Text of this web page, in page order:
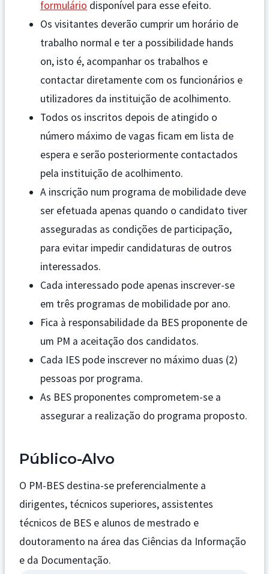
formulário disponível para esse efeito.
Os visitantes deverão cumprir um horário de
trabalho normal e ter a possibilidade hands
on, isto é, acompanhar os trabalhos e
contactar diretamente com os funcionários e
utilizadores da instituição de acolhimento.
Todos os inscritos depois de atingido o
número máximo de vagas ficam em lista de
espera e serão posteriormente contactados
pela instituição de acolhimento.
A inscrição num programa de mobilidade deve
ser efetuada apenas quando o candidato tiver
asseguradas as condições de participação,
para evitar impedir candidaturas de outros
interessados.
Cada interessado pode apenas inscrever-se
em três programas de mobilidade por ano.
Fica à responsabilidade da BES proponente de
um PM a aceitação dos candidatos.
Cada IES pode inscrever no máximo duas (2)
pessoas por programa.
As BES proponentes comprometem-se a
assegurar a realização do programa proposto.
Público-Alvo
O PM-BES destina-se preferencialmente a
dirigentes, técnicos superiores, assistentes
técnicos de BES e alunos de mestrado e
doutoramento na área das Ciências da Informação
e da Documentação.